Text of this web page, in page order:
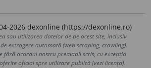
2026 dexonline (https://dexonline.ro)
sau utilizarea datelor de pe acest site, inclusiv
extragere automată (web scraping, crawling),
fără acordul nostru prealabil scris, cu excepția
oficial spre utilizare publică (vezi licența).